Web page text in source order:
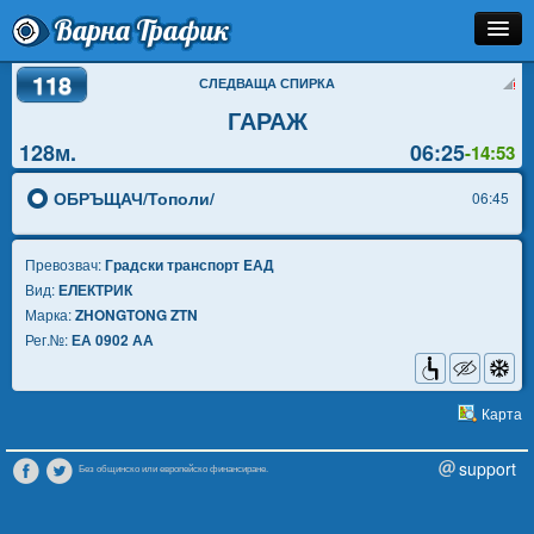
Варна Трафик
Спирка
Разписание
Как Да Стигна?
Инфо
118 СЛЕДВАЩА СПИРКА
ГАРАЖ
06:25-14:53
128м.
ОБРЪЩАЧ/Тополи/ 06:45
Превозвач:Градски транспорт EАД
Вид:ЕЛЕКТРИК
Марка:ZHONGTONG ZTN
Рег.№:ЕА 0902 АА
Карта
Без общинско или европейско финансиране. support